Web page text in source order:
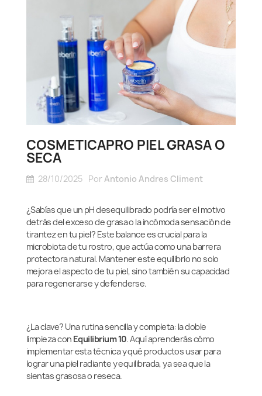
COSMETICAPRO PIEL GRASA O
SECA
28/10/2025 Por Antonio Andres Climent
¿Sabías que un pH desequilibrado podría ser el motivo
detrás del exceso de grasa o la incómoda sensación de
tirantez en tu piel? Este balance es crucial para la
microbiota de tu rostro, que actúa como una barrera
protectora natural. Mantener este equilibrio no solo
mejora el aspecto de tu piel, sino también su capacidad
para regenerarse y defenderse.
¿La clave? Una rutina sencilla y completa: la doble
limpieza con Equilibrium 10. Aquí aprenderás cómo
implementar esta técnica y qué productos usar para
lograr una piel radiante y equilibrada, ya sea que la
sientas grasosa o reseca.